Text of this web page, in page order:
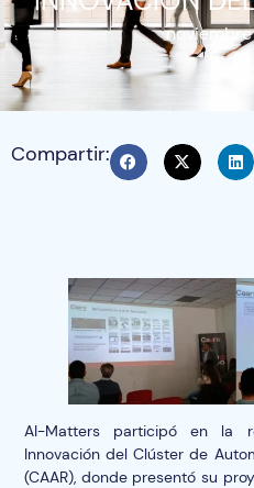
Compartir:
AI-Matters participó en la
Innovación delClúster de
(CAAR), donde presentó su